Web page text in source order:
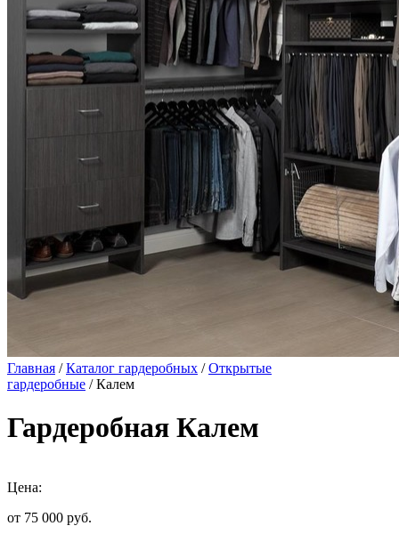
Главная /Каталог гардеробных /Открытые
гардеробные / Калем
Гардеробная Калем
Цена:
от 75 000 руб.